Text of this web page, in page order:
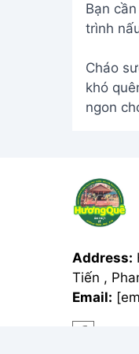
Bạn
trình
Cháo
khó
ngon
Address:
Tiến ,
Email: